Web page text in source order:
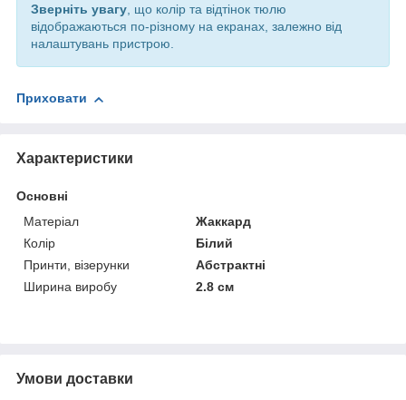
Зверніть увагу, що колір та відтінок тюлю
відображаються по-різному на екранах, залежно від
налаштувань пристрою.
Приховати
Характеристики
Основні
Матеріал
Жаккард
Колір
Білий
Принти, візерунки
Абстрактні
Ширина виробу
2.8 см
Умови доставки